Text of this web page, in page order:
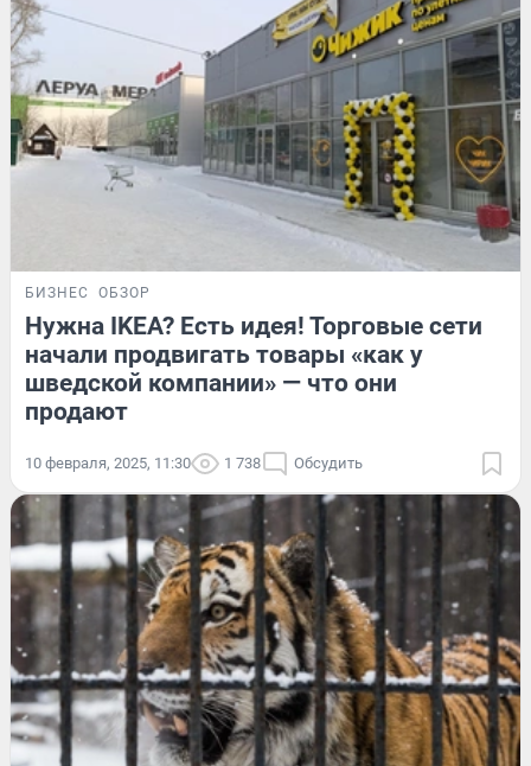
БИЗНЕС ОБЗОР
Нужна IKEA? Есть идея! Торговые сети
начали продвигать товары «как у
шведской компании» — что они
продают
10 февраля, 2025, 11:30 1 738 Обсудить